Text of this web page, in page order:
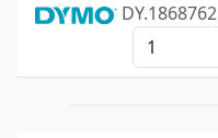
DY.1868762